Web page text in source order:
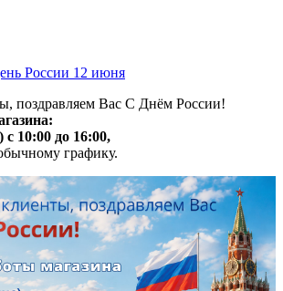
России 12 июня
поздравляем Вас С Днём России!
10:00 до 16:00,
графику.